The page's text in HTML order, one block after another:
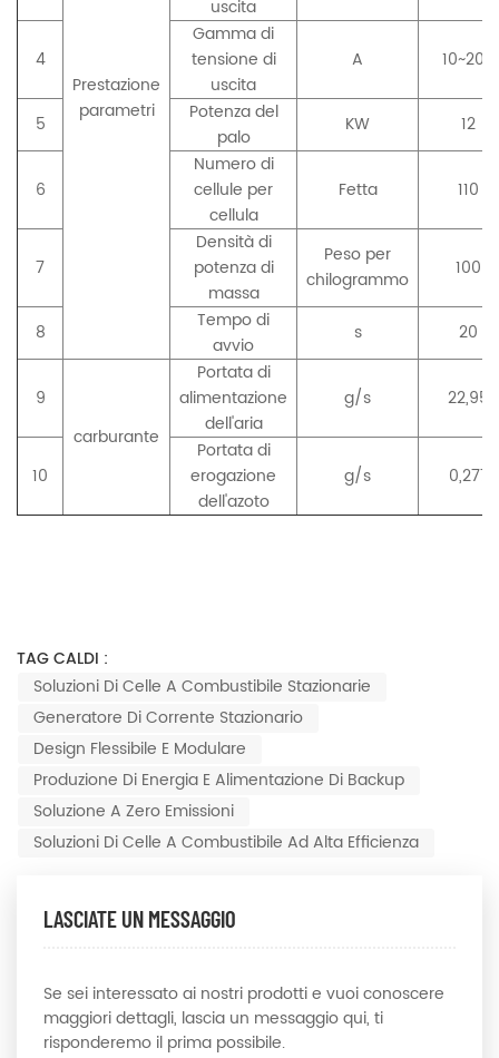
Prestazione
parametri
uscita
4
Gamma di
tensione di
uscita
A 10~200
5
Potenza del
palo
KW 12
6
Numero di
cellule per
cellula
Fetta 110
7
Densità di
potenza di
massa
Peso per
chilogrammo
100
8
Tempo di
avvio
s 20
9
carburante
Portata di
alimentazione
dell'aria
g/s 22,95
10
Portata di
erogazione
dell'azoto
g/s 0,277
TAG CALDI :
Soluzioni Di Celle A Combustibile Stazionarie
Generatore Di Corrente Stazionario
Design Flessibile E Modulare
Produzione Di Energia E Alimentazione Di Backup
Soluzione A Zero Emissioni
Soluzioni Di Celle A Combustibile Ad Alta Efficienza
LASCIATE UN MESSAGGIO
Se sei interessato ai nostri prodotti e vuoi conoscere
maggiori dettagli, lascia un messaggio qui, ti
risponderemo il prima possibile.